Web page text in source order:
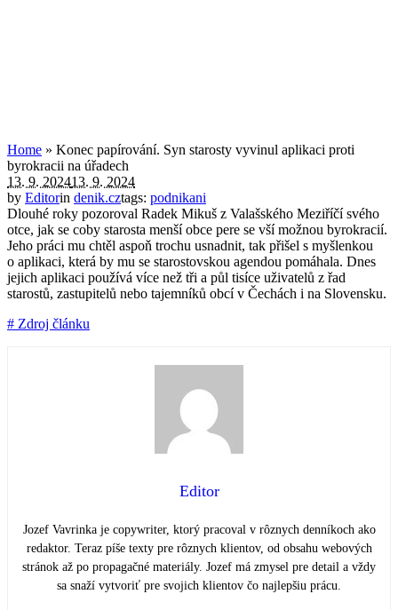
Home » Konec papírování. Syn starosty vyvinul aplikaci proti
byrokracii na úřadech
13. 9. 202413. 9. 2024
by Editorin denik.cztags: podnikani
Dlouhé roky pozoroval Radek Mikuš z Valašského Meziříčí svého
otce, jak se coby starosta menší obce pere se vší možnou byrokracií.
Jeho práci mu chtěl aspoň trochu usnadnit, tak přišel s myšlenkou
o aplikaci, která by mu se starostovskou agendou pomáhala. Dnes
jejich aplikaci používá více než tři a půl tisíce uživatelů z řad
starostů, zastupitelů nebo tajemníků obcí v Čechách i na Slovensku.
# Zdroj článku
Editor
Jozef Vavrinka je copywriter, ktorý pracoval v rôznych denníkoch ako
redaktor. Teraz píše texty pre rôznych klientov, od obsahu webových
stránok až po propagačné materiály. Jozef má zmysel pre detail a vždy
sa snaží vytvoriť pre svojich klientov čo najlepšiu prácu.